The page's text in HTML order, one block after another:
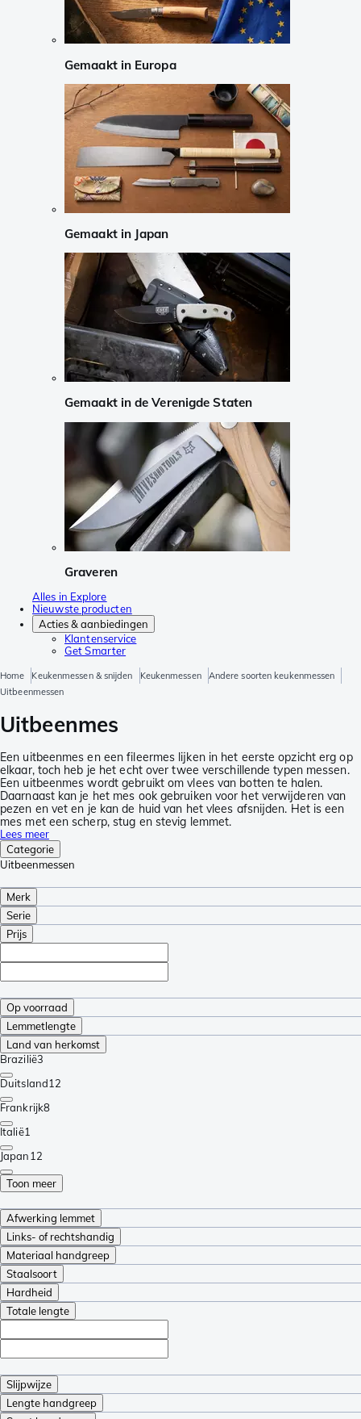
Gemaakt in Europa
Gemaakt in Japan
Gemaakt in de Verenigde Staten
Graveren
Alles in Explore
Nieuwste producten
Acties & aanbiedingen
Klantenservice
Get Smarter
Home Keukenmessen & snijden Keukenmessen
Andere soorten keukenmessen
Uitbeenmessen
Uitbeenmes
Een uitbeenmes en een fileermes lijken in het eerste opzicht erg op
elkaar, toch heb je het echt over twee verschillende typen messen.
Een uitbeenmes wordt gebruikt om vlees van botten te halen.
Daarnaast kan je het mes ook gebruiken voor het verwijderen van
pezen en vet en je kan de huid van het vlees afsnijden. Het is een
mes met een scherp, stug en stevig lemmet.
Lees meer
Categorie
Uitbeenmessen
Merk
Serie
Prijs
Op voorraad
Lemmetlengte
Land van herkomst
Brazilië3
Duitsland12
Frankrijk8
Italië1
Japan12
Toon meer
Afwerking lemmet
Links- of rechtshandig
Materiaal handgreep
Staalsoort
Hardheid
Totale lengte
Slijpwijze
Lengte handgreep